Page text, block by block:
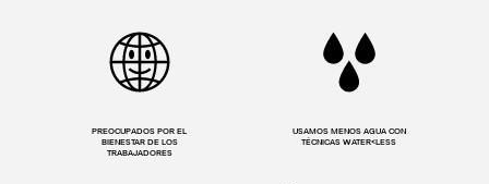
PREOCUPADOS POR EL
BIENESTAR DE LOS
TRABAJADORES
USAMOS MENOS AGUA CON
TÉCNICAS WATER<LESS